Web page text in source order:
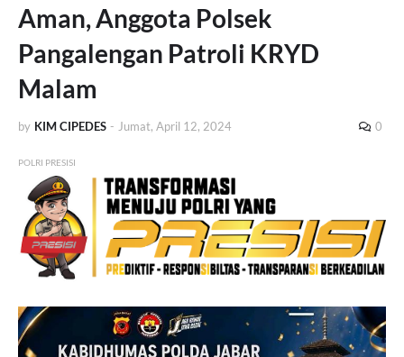
Aman, Anggota Polsek
Pangalengan Patroli KRYD
Malam
by KIM CIPEDES - Jumat, April 12, 2024 0
POLRI PRESISI